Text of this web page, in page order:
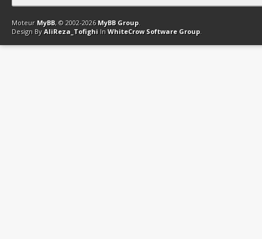
Contact Club Affiliation Retourner en haut Version bas-débit
Moteur MyBB, © 2002-2026 MyBB Group.
Design By AliReza_Tofighi In WhiteCrow Software Group.